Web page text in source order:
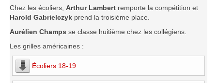
Les bilans sportifs
Saison 2017-2018
Saison 2016-2017
Saison 2015-2016
Chez les écoliers, Arthur Lambert remporte la compétition et
Harold Gabrielczyk prend la troisième place.
Aurélien Champs se classe huitième chez les collégiens.
Les grilles américaines :
Écoliers 18-19